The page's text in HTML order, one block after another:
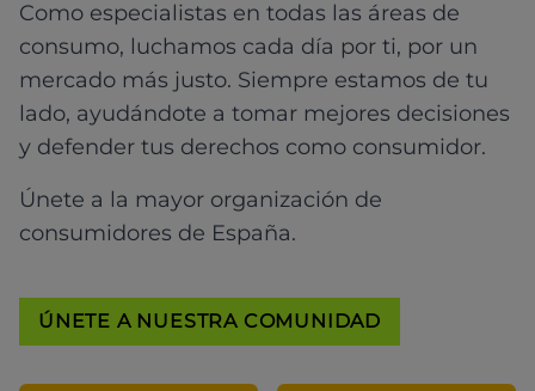
Como especialistas en todas las áreas de
consumo, luchamos cada día por ti, por un
mercado más justo. Siempre estamos de tu
lado, ayudándote a tomar mejores decisiones
y defender tus derechos como consumidor.
Únete a la mayor organización de
consumidores de España.
ÚNETE A NUESTRA COMUNIDAD